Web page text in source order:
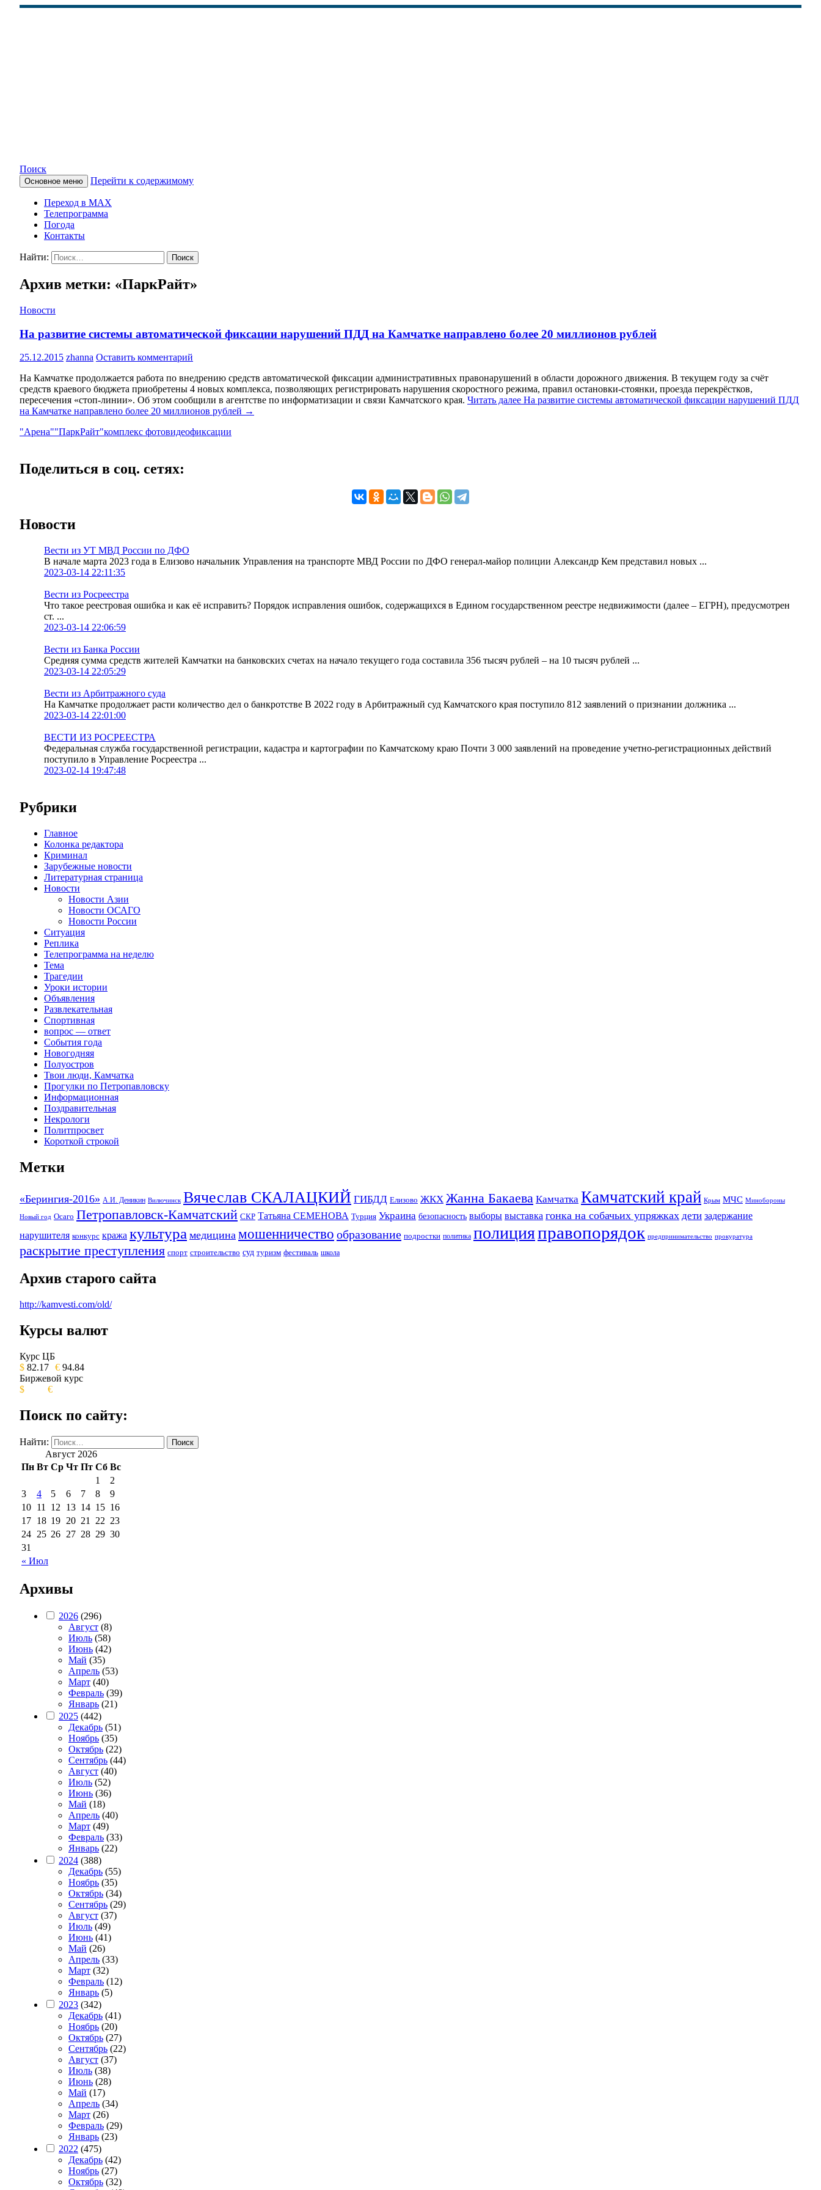
КАМЧАТСКОЕ ИНФОРМАЦИОННОЕ АГЕНТСТВО (КИА «ВЕСТИ»)
Поиск
Основное меню Перейти к содержимому
Переход в MAX
Телепрограмма
Погода
Контакты
Найти:
Архив метки: «ПаркРайт»
Новости
На развитие системы автоматической фиксации нарушений ПДД на Камчатке направлено более 20 миллионов рублей
25.12.2015 zhanna Оставить комментарий
На Камчатке продолжается работа по внедрению средств автоматической фиксации административных правонарушений в области дорожного движения. В текущем году за счёт
средств краевого бюджета приобретены 4 новых комплекса, позволяющих регистрировать нарушения скоростного режима, правил остановки-стоянки, проезда перекрёстков,
пересечения «стоп-линии». Об этом сообщили в агентстве по информатизации и связи Камчатского края. Читать далее На развитие системы автоматической фиксации нарушений ПДД
на Камчатке направлено более 20 миллионов рублей →
"Арена""ПаркРайт"комплекс фотовидеофиксации
Поделиться в соц. сетях:
Новости
Вести из УТ МВД России по ДФО
В начале марта 2023 года в Елизово начальник Управления на транспорте МВД России по ДФО генерал-майор полиции Александр Кем представил новых ...
2023-03-14 22:11:35
Вести из Росреестра
Что такое реестровая ошибка и как её исправить? Порядок исправления ошибок, содержащихся в Едином государственном реестре недвижимости (далее – ЕГРН), предусмотрен
ст. ...
2023-03-14 22:06:59
Вести из Банка России
Средняя сумма средств жителей Камчатки на банковских счетах на начало текущего года составила 356 тысяч рублей – на 10 тысяч рублей ...
2023-03-14 22:05:29
Вести из Арбитражного суда
На Камчатке продолжает расти количество дел о банкротстве В 2022 году в Арбитражный суд Камчатского края поступило 812 заявлений о признании должника ...
2023-03-14 22:01:00
ВЕСТИ ИЗ РОСРЕЕСТРА
Федеральная служба государственной регистрации, кадастра и картографии по Камчатскому краю Почти 3 000 заявлений на проведение учетно-регистрационных действий
поступило в Управление Росреестра ...
2023-02-14 19:47:48
Рубрики
Главное
Колонка редактора
Криминал
Зарубежные новости
Литературная страница
Новости
Новости Азии
Новости ОСАГО
Новости России
Ситуация
Реплика
Телепрограмма на неделю
Тема
Трагедии
Уроки истории
Объявления
Развлекательная
Спортивная
вопрос — ответ
События года
Новогодняя
Полуостров
Твои люди, Камчатка
Прогулки по Петропавловску
Информационная
Поздравительная
Некрологи
Политпросвет
Короткой строкой
Метки
«Берингия-2016» А.И. Деникин Вилючинск Вячеслав СКАЛАЦКИЙ ГИБДД Елизово ЖКХ Жанна Бакаева Камчатка Камчатский край Крым МЧС Минобороны
Новый год Осаго Петропавловск-Камчатский СКР Татьяна СЕМЕНОВА Турция Украина безопасность выборы выставка гонка на собачьих упряжках дети задержание
нарушителя конкурс кража культура медицина мошенничество образование подростки политика полицияправопорядок предпринимательство прокуратура
раскрытие преступления спорт строительство суд туризм фестиваль школа
Архив старого сайта
http://kamvesti.com/old/
ОБЩЕСТВЕННО-ПОЛИТИЧЕСКОЕ ИЗДАНИЕ КАМЧАТСКОГО КРАЯ.
Курсы валют
Курс ЦБ
$ 82.17 € 94.84
Биржевой курс
$
€
Поиск по сайту:
Найти:
Август 2026
Пн Вт Ср Чт Пт Сб Вс
« Июл
1
2
3
4 5 6 7 8
9
10 11 12 13 14 15 16
17 18 19 20 21 22 23
24 25 26 27 28 29 30
31
Архивы
2026 (296)
Август (8)
Июль (58)
Июнь (42)
Май (35)
Апрель (53)
Март (40)
Февраль (39)
Январь (21)
2025 (442)
Декабрь (51)
Ноябрь (35)
Октябрь (22)
Сентябрь (44)
Август (40)
Июль (52)
Июнь (36)
Май (18)
Апрель (40)
Март (49)
Февраль (33)
Январь (22)
2024 (388)
Декабрь (55)
Ноябрь (35)
Октябрь (34)
Сентябрь (29)
Август (37)
Июль (49)
Июнь (41)
Май (26)
Апрель (33)
Март (32)
Февраль (12)
Январь (5)
2023 (342)
Декабрь (41)
Ноябрь (20)
Октябрь (27)
Сентябрь (22)
Август (37)
Июль (38)
Июнь (28)
Май (17)
Апрель (34)
Март (26)
Февраль (29)
Январь (23)
2022 (475)
Декабрь (42)
Ноябрь (27)
Октябрь (32)